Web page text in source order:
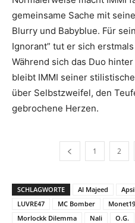
gemeinsame Sache mit
Blurry und Babyblue. Für
Ignorant” tut er sich
Während sich das Duo
bleibt IMMI seiner
über Selbstzweifel, den
gebrochene Herzen.
1 2
SCHLAGWORTE Al Majeed
LUVRE47
MC Bomber
Morlockk Dilemma
Nali O.G.